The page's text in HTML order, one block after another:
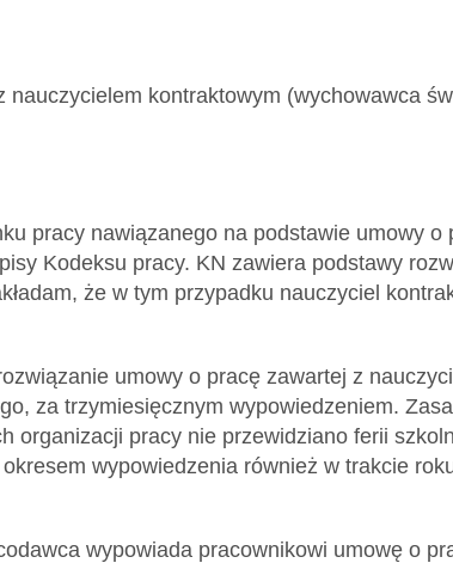
kontraktowym (wychowawca
pracy nawiązanego na podstawie umowy o
Kodeksu pracy. KN zawiera podstawy
że w tym przypadku nauczyciel
umowy o pracę zawartej z
za trzymiesięcznym wypowiedzeniem.
organizacji pracy nie przewidziano ferii
wypowiedzenia również w trakcie
wypowiada pracownikowi umowę o